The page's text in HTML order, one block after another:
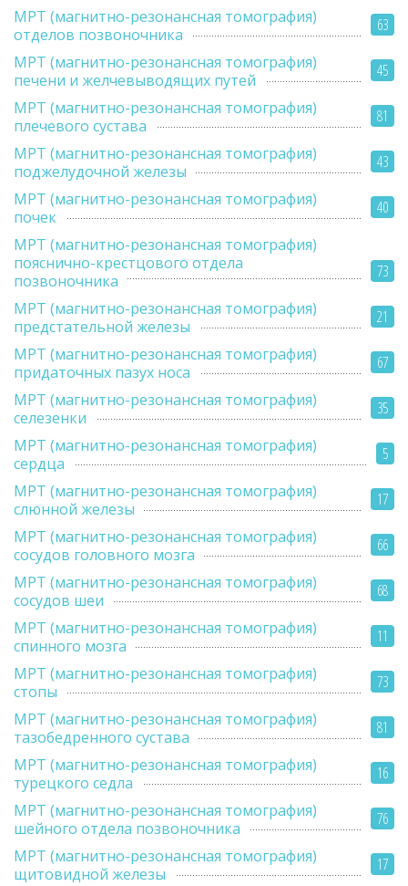
63
МРТ (магнитно-резонансная томография)
отделов позвоночника
45
МРТ (магнитно-резонансная томография)
печени и желчевыводящих путей
81
МРТ (магнитно-резонансная томография)
плечевого сустава
43
МРТ (магнитно-резонансная томография)
поджелудочной железы
40
МРТ (магнитно-резонансная томография)
почек
73
МРТ (магнитно-резонансная томография)
пояснично-крестцового отдела
позвоночника
21
МРТ (магнитно-резонансная томография)
предстательной железы
67
МРТ (магнитно-резонансная томография)
придаточных пазух носа
35
МРТ (магнитно-резонансная томография)
селезенки
5
МРТ (магнитно-резонансная томография)
сердца
17
МРТ (магнитно-резонансная томография)
слюнной железы
66
МРТ (магнитно-резонансная томография)
сосудов головного мозга
68
МРТ (магнитно-резонансная томография)
сосудов шеи
11
МРТ (магнитно-резонансная томография)
спинного мозга
73
МРТ (магнитно-резонансная томография)
стопы
81
МРТ (магнитно-резонансная томография)
тазобедренного сустава
16
МРТ (магнитно-резонансная томография)
турецкого седла
76
МРТ (магнитно-резонансная томография)
шейного отдела позвоночника
17
МРТ (магнитно-резонансная томография)
щитовидной железы